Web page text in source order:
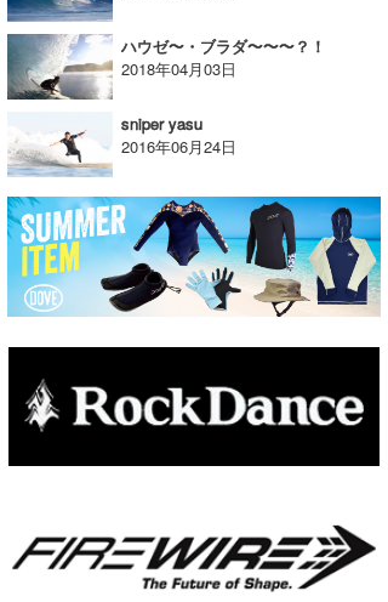
ハウゼ〜・ブラダ〜〜〜？！
2018年04月03日
sniper yasu
2016年06月24日
まっきー
三輪予報士
小川予報士
上田純子
上條将美
唐澤予報士
米山予報士
banpaku